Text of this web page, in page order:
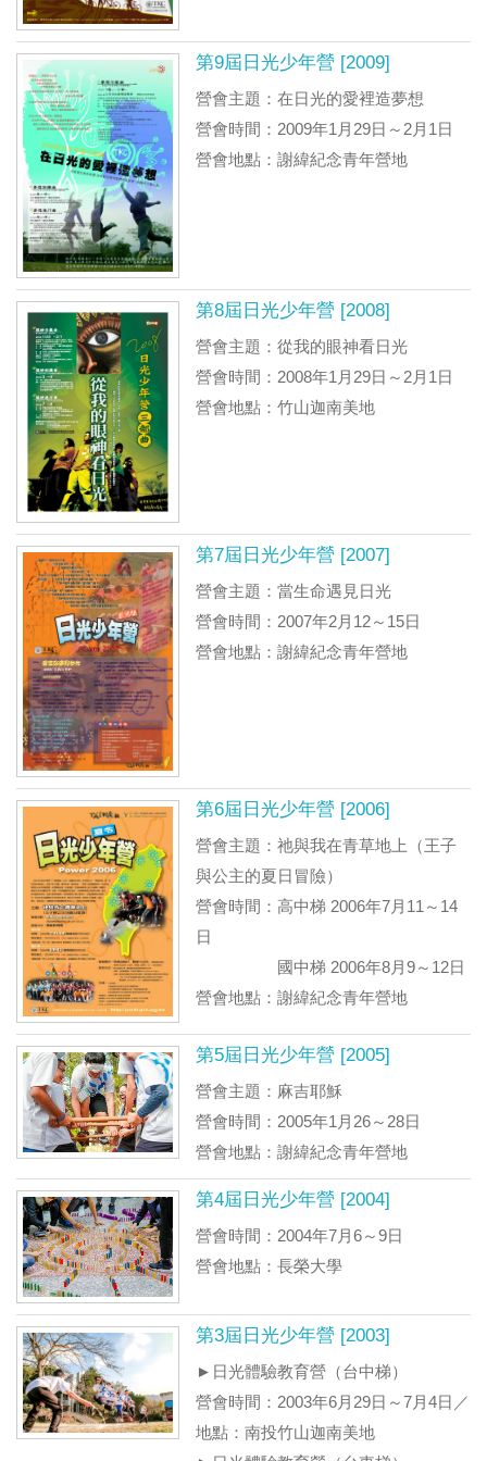
第9屆日光少年營 [2009]
營會主題：在日光的愛裡造夢想
營會時間：2009年1月29日～2月1日
營會地點：謝緯紀念青年營地
第8屆日光少年營 [2008]
營會主題：從我的眼神看日光
營會時間：2008年1月29日～2月1日
營會地點：竹山迦南美地
第7屆日光少年營 [2007]
營會主題：當生命遇見日光
營會時間：2007年2月12～15日
營會地點：謝緯紀念青年營地
第6屆日光少年營 [2006]
營會主題：祂與我在青草地上（王子
與公主的夏日冒險）
營會時間：高中梯 2006年7月11～14
日
國中梯 2006年8月9～12日
營會地點：謝緯紀念青年營地
第5屆日光少年營 [2005]
營會主題：麻吉耶穌
營會時間：2005年1月26～28日
營會地點：謝緯紀念青年營地
第4屆日光少年營 [2004]
營會時間：2004年7月6～9日
營會地點：長榮大學
第3屆日光少年營 [2003]
►日光體驗教育營（台中梯）
營會時間：2003年6月29日～7月4日／
地點：南投竹山迦南美地